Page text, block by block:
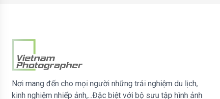
Nơi mang đến cho mọi người những trải nghiệm du lịch,
kinh nghiệm nhiếp ảnh,...Đặc biệt với bộ sưu tập hình ảnh